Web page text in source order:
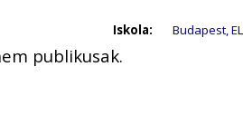
Iskola: Budapest,
publikusak.